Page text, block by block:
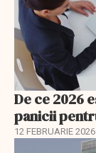
De ce 2026
panicii
12 FEBRUARIE 2026